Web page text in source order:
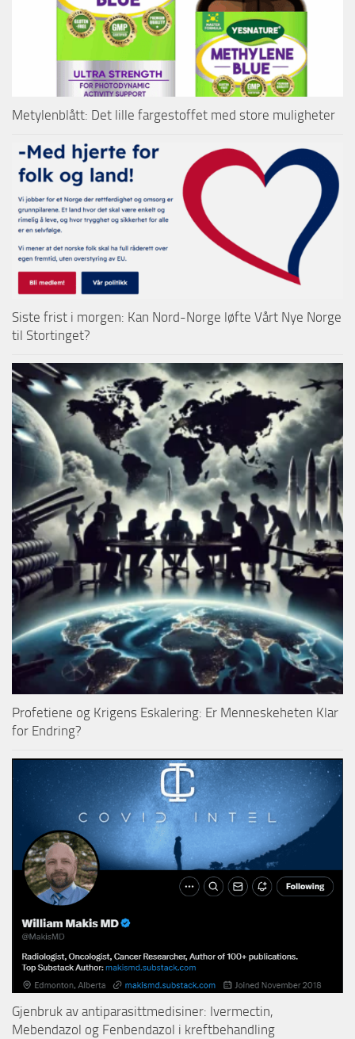
Metylenblått: Det lille fargestoffet med store muligheter
Siste frist i morgen: Kan Nord-Norge løfte Vårt Nye Norge
til Stortinget?
Profetiene og Krigens Eskalering: Er Menneskeheten Klar
for Endring?
Gjenbruk av antiparasittmedisiner: Ivermectin,
Mebendazol og Fenbendazol i kreftbehandling